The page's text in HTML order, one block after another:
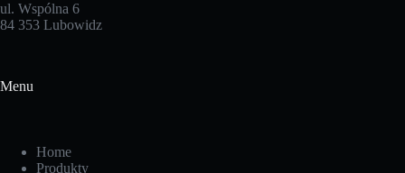
ul. Wspólna 6
84 353 Lubowidz
Menu
Home
Produkty